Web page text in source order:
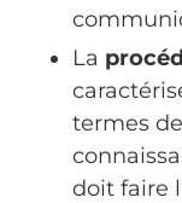
La
termes
doit faire